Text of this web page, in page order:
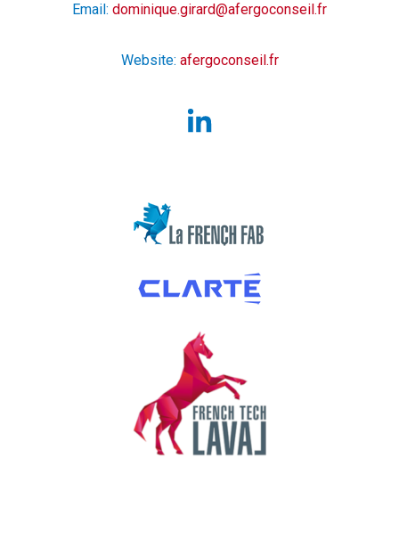
Email: dominique.girard@afergoconseil.fr
Website: afergoconseil.fr